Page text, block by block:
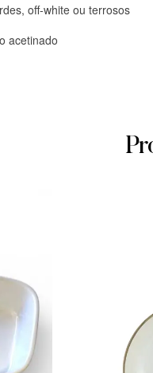
off-white ou terrosos
acetinado